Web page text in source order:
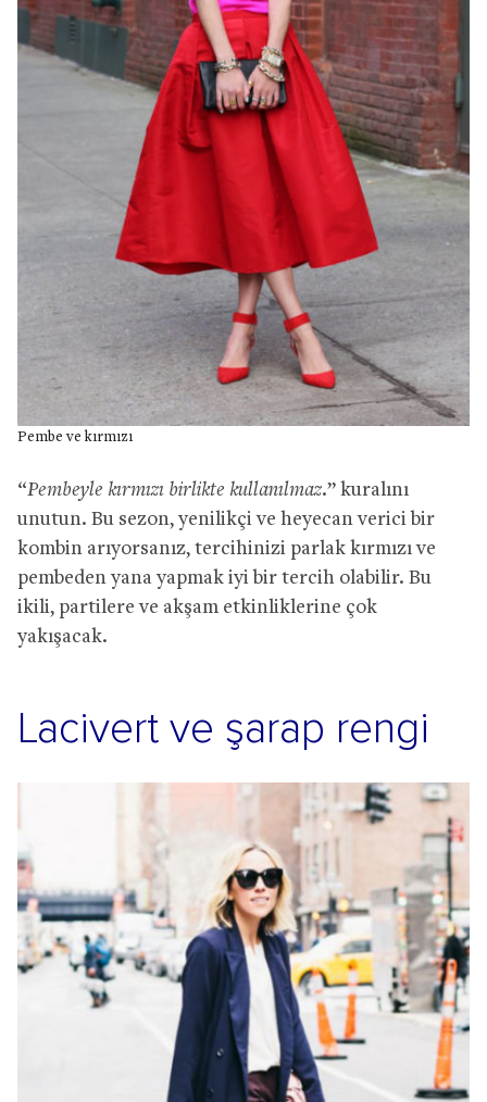
Pembe ve kırmızı
“Pembeyle kırmızı birlikte kullanılmaz.” kuralını
unutun. Bu sezon, yenilikçi ve heyecan verici bir
kombin arıyorsanız, tercihinizi parlak kırmızı ve
pembeden yana yapmak iyi bir tercih olabilir. Bu
ikili, partilere ve akşam etkinliklerine çok
yakışacak.
Lacivert ve şarap rengi